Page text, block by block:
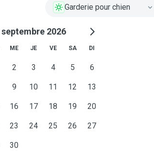
Garderie pour chien
septembre 2026
ME JE VE SA DI
2 3 4 5 6
9 10 11 12 13
16 17 18 19 20
23 24 25 26 27
30